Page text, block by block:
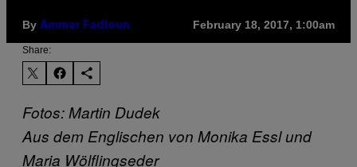
By Ammar Fadloun February 18, 2017, 1:00am
Share:
Fotos: Martin Dudek
Aus dem Englischen von Monika Essl und
Maria Wölflingseder